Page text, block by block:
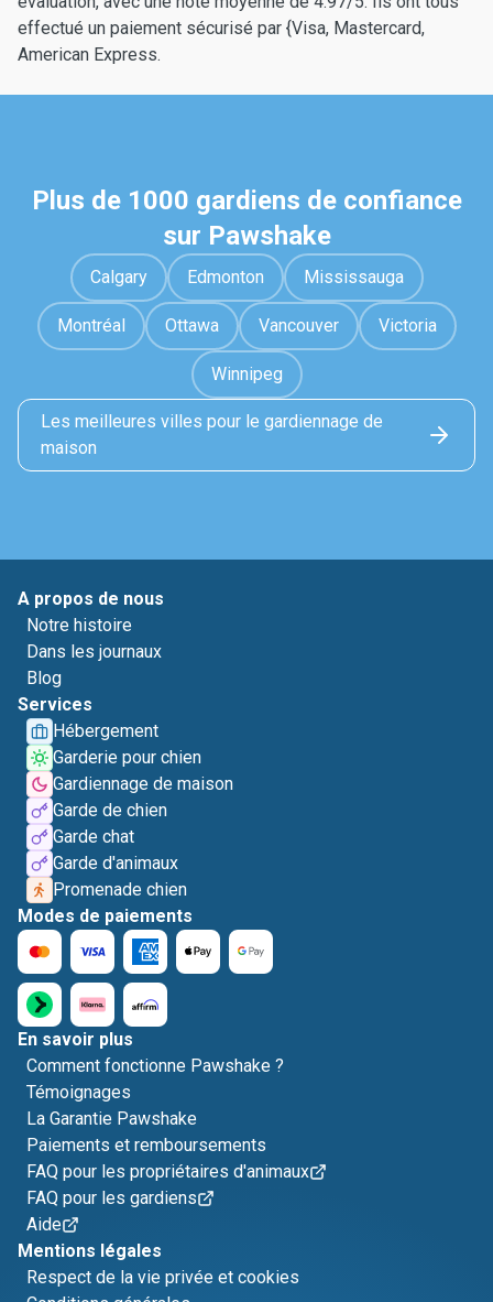
effectué un paiement sécurisé par {Visa, Mastercard,
American Express.
Plus de 1000 gardiens de confiance
sur Pawshake
Calgary Edmonton Mississauga
Montréal Ottawa Vancouver Victoria
Winnipeg
Les meilleures villes pour le gardiennage de
maison
A propos de nous
Notre histoire
Dans les journaux
Blog
Services
Hébergement
Garderie pour chien
Gardiennage de maison
Garde de chien
Garde chat
Garde d'animaux
Promenade chien
Modes de paiements
En savoir plus
Comment fonctionne Pawshake ?
Témoignages
La Garantie Pawshake
Paiements et remboursements
FAQ pour les propriétaires d'animaux
FAQ pour les gardiens
Aide
Mentions légales
Respect de la vie privée et cookies